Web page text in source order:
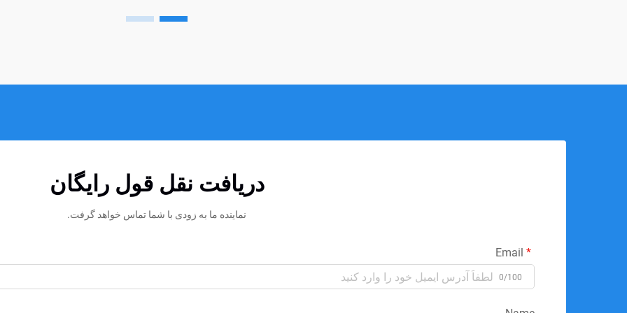
دریافت نقل قول رایگان
نماینده ما به زودی با شما تماس خواهد گرفت.
0/100